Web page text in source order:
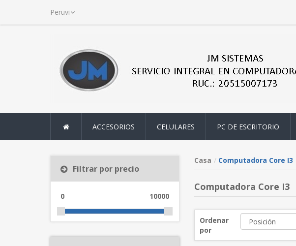
ACCESORIOS CELULARES PC DE ESCRITORIO
Casa Computadora Core I3
Computadora Core I3
Ordenar
por
Filtrar por precio
0 10000